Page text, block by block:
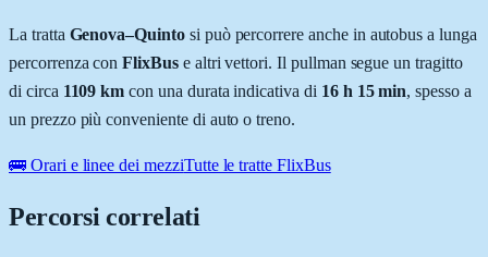
La tratta Genova–Quintosi può percorrere anche in autobus a lunga
percorrenza conFlixBuse altri vettori. Il pullman segue un tragitto
di circa 1109 km con una durata indicativa di 16 h 15 min, spesso a
un prezzo più conveniente di auto o treno.
🚌 Orari e linee dei mezziTutte le tratte FlixBus
Percorsi correlati